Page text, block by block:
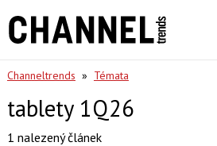
Channeltrends » Témata
tablety 1Q26
1 nalezený článek